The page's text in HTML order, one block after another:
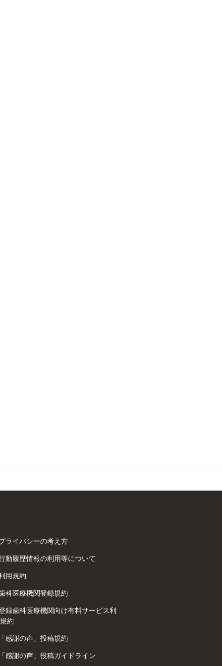
ライバシーの考え方
動履歴情報の利用等について
用規約
科医療機関登録規約
録歯科医療機関向け有料サービス利
約
「感謝の声」投稿規約
「感謝の声」投稿ガイドライン